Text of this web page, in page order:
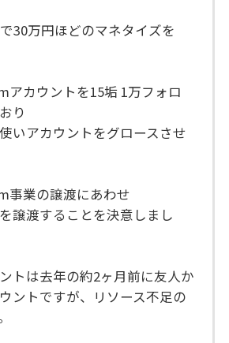
30万円ほどのマネタイズを
アカウントを15垢 1万フォロ
り
いアカウントをグロースさせ
事業の譲渡にあわせ
譲渡することを決意しまし
トは去年の約2ヶ月前に友人か
ントですが、リソース不足の